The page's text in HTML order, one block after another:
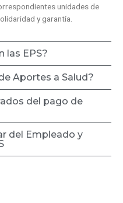
unidades de
y garantía.
las EPS?
Aportes a Salud?
del pago de
del Empleado y